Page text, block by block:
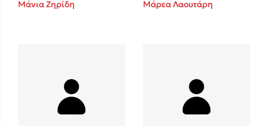
Playlist
Μάνια Ζηρίδη Μάρεα Λαουτάρη